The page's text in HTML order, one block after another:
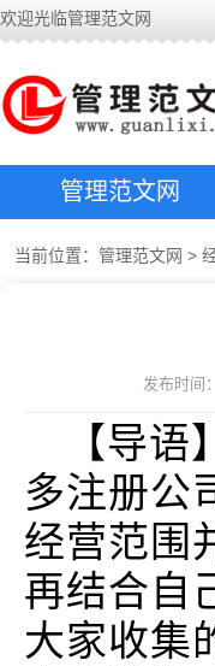
欢迎光临管理范文网
管理范文网
当前位置： 管理范文网 >
发布时间
【导
多注册公
经营范围
再结合自
大家收集